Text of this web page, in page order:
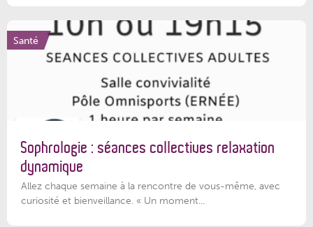
Santé
Sophrologie : séances collectives relaxation
dynamique
Allez chaque semaine à la rencontre de vous-même, avec
curiosité et bienveillance. « Un moment...